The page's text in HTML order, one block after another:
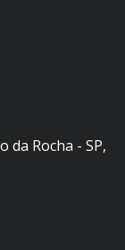
da Rocha - SP,